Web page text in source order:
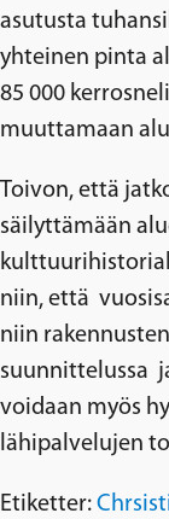
asutusta
yhteinen pinta
85 000
muuttamaan
Toivon, että
säilyttämään
niin, että
niin
suunnittelussa
voidaan myös
lähipalvelujen
Etiketter: